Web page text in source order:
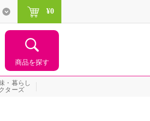
商品を探す
¥0
・暮らし
ターズ